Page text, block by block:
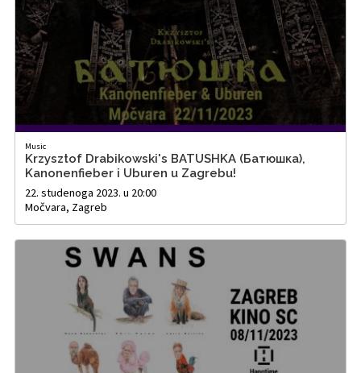
Music
Krzysztof Drabikowski's BATUSHKA (Батюшка),
Kanonenfieber i Uburen u Zagrebu!
22. studenoga 2023. u 20:00
Močvara, Zagreb